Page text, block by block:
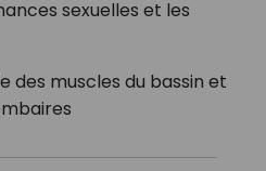
sexuelles et les
des muscles du bassin et